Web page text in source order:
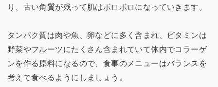
り、古い角質が残って肌はボロボロになっていきます。
タンパク質は肉や魚、卵などに多く含まれ、ビタミンは
野菜やフルーツにたくさん含まれていて体内でコラーゲ
ンを作る原料になるので、食事のメニューはバランスを
考えて食べるようにしましょう。